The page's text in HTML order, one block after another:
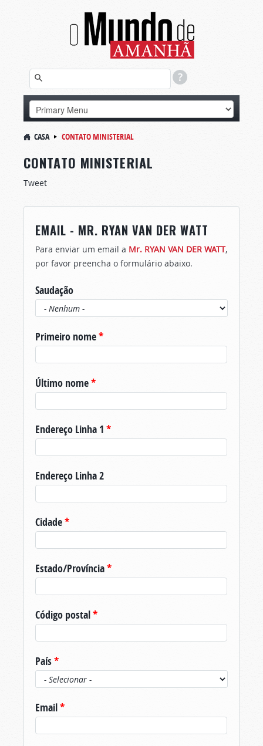
CASA CONTATO MINISTERIAL
CONTATO MINISTERIAL
Tweet
EMAIL - MR. RYAN VAN DER WATT
Para enviar um email a Mr. RYAN VAN DER WATT,
por favor preencha o formulário abaixo.
Saudação
Primeiro nome*
Último nome*
Endereço Linha 1 *
Endereço Linha 2
Cidade*
Estado/Província*
Código postal*
País*
Email*